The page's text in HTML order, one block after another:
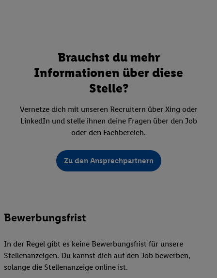
Brauchst du mehr
Informationen über diese
Stelle?
Vernetze dich mit unseren Recruitern über Xing oder
LinkedIn und stelle ihnen deine Fragen über den Job
oder den Fachbereich.
Zu den Ansprechpartnern
Bewerbungsfrist
In der Regel gibt es keine Bewerbungsfrist für unsere
Stellenanzeigen. Du kannst dich auf den Job bewerben,
solange die Stellenanzeige online ist.